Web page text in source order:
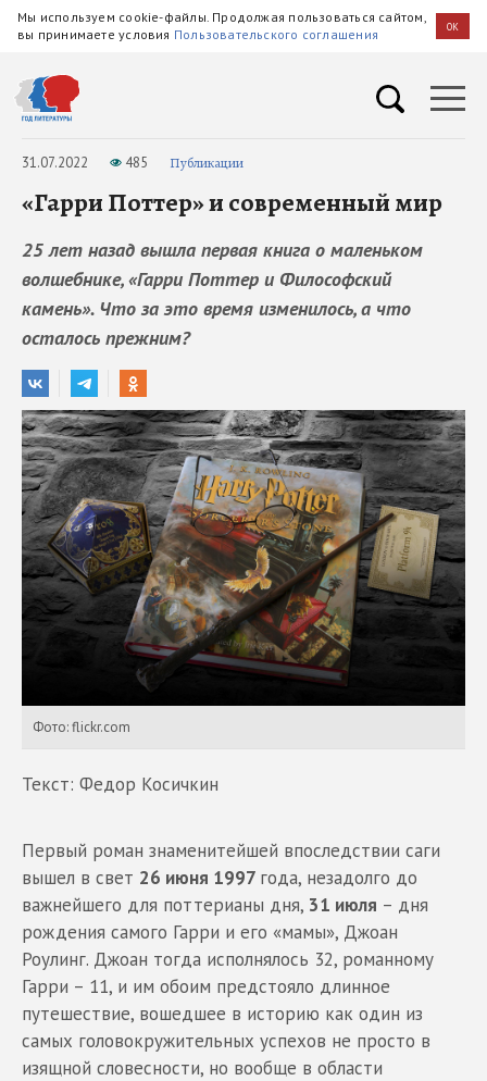
Мы используем cookie-файлы. Продолжая пользоваться сайтом,
вы принимаете условия Пользовательского соглашения OK
31.07.2022 485 Публикации
«Гарри Поттер» и современный мир
25 лет назад вышла первая книга о маленьком
волшебнике, «Гарри Поттер и Философский
камень». Что за это время изменилось, а что
осталось прежним?
Фото: flickr.com
Текст: Федор Косичкин
Первый роман знаменитейшей впоследствии саги
вышел в свет 26 июня 1997 года, незадолго до
важнейшего для поттерианы дня, 31 июля – дня
рождения самого Гарри и его «мамы», Джоан
Роулинг. Джоан тогда исполнялось 32, романному
Гарри – 11, и им обоим предстояло длинное
путешествие, вошедшее в историю как один из
самых головокружительных успехов не просто в
изящной словесности, но вообще в области